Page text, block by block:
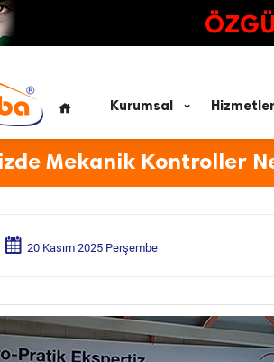
Kurumsal Hizmetler
Mekanik Kontroller
20 Kasım 2025 Perşembe